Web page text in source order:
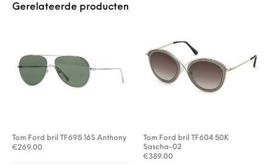
Gerelateerde producten
Tom Ford bril TF695 16S Anthony
€269.00
Tom Ford bril TF604 50K
Sascha-02
€389.00